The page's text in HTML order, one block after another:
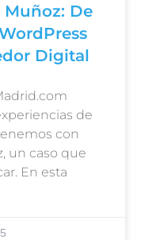
De
Digital
de
con
un caso que
En esta